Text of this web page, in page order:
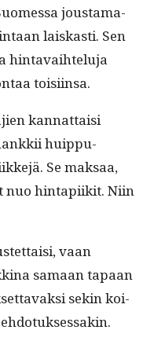
jous­tam­a­
laiskasti. Sen
hin­tavai­htelu­ja
toisiinsa.
kan­nat­taisi
huip­pu­
Se mak­saa,
nuo hin­tapi­ik­it. Niin
vaan
samaan tapaan
sekin koi­